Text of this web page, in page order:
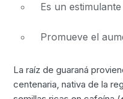
Es un
Promueve el
La raíz de guaraná
centenaria, nativa de la